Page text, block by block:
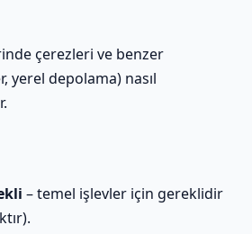
çerezleri ve benzer
yerel depolama) nasıl
– temel işlevler için gereklidir